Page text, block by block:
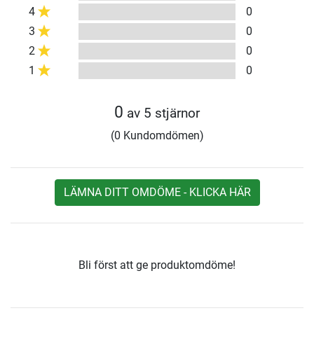
4
0
3
0
2
0
1
0
0 av 5 stjärnor
(0 Kundomdömen)
LÄMNA DITT OMDÖME - KLICKA HÄR
Bli först att ge produktomdöme!